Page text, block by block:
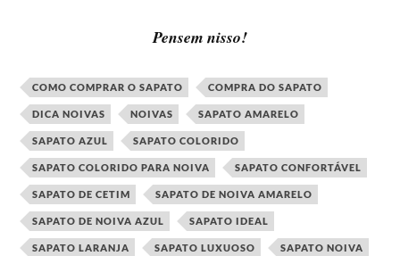
Pensem nisso!
COMO COMPRAR O SAPATO COMPRA DO SAPATO
DICA NOIVAS NOIVAS SAPATO AMARELO
SAPATO AZUL SAPATO COLORIDO
SAPATO COLORIDO PARA NOIVA SAPATO CONFORTÁVEL
SAPATO DE CETIM SAPATO DE NOIVA AMARELO
SAPATO DE NOIVA AZUL SAPATO IDEAL
SAPATO LARANJA SAPATO LUXUOSO SAPATO NOIVA